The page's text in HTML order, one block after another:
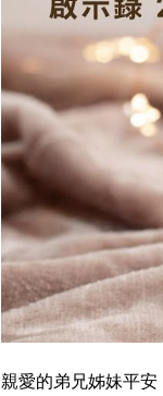
親愛的弟兄姊妹平